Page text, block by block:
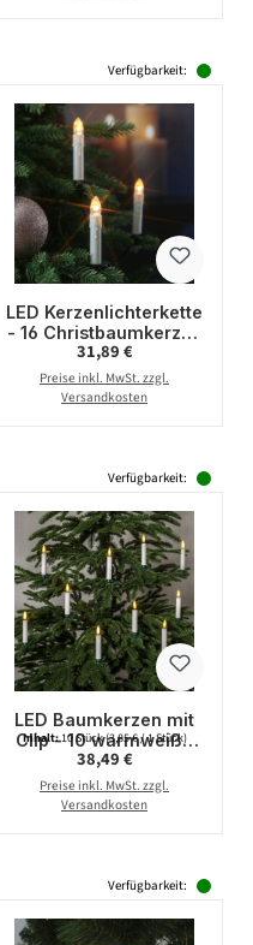
Verfügbarkeit:
LED Kerzenlichterkette
- 16 Christbaumkerzen
-
Weihnachtsbaumlichte
rkette - L: 6m - für
Regulärer Preis:
31,89 €
Preise inkl. MwSt. zzgl.
Versandkosten
Verfügbarkeit:
LED Baumkerzen mit
Clip - 10 warmweiße
LED - kabellos -
Fernbedienung -
Timer - 10er Set
Inhalt:10 Stück(3,85 € / 1 Stück)
Regulärer Preis:
38,49 €
Preise inkl. MwSt. zzgl.
Versandkosten
Verfügbarkeit: